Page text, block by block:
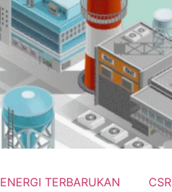
ENERGI TERBARUKAN CSR